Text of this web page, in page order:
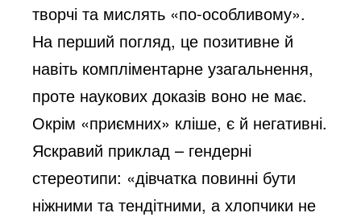
творчі та мислять «по-особливому».
На перший погляд, це позитивне й
навіть компліментарне узагальнення,
проте наукових доказів воно не має.
Окрім «приємних» кліше, є й негативні.
Яскравий приклад – гендерні
стереотипи: «дівчатка повинні бути
ніжними та тендітними, а хлопчики не